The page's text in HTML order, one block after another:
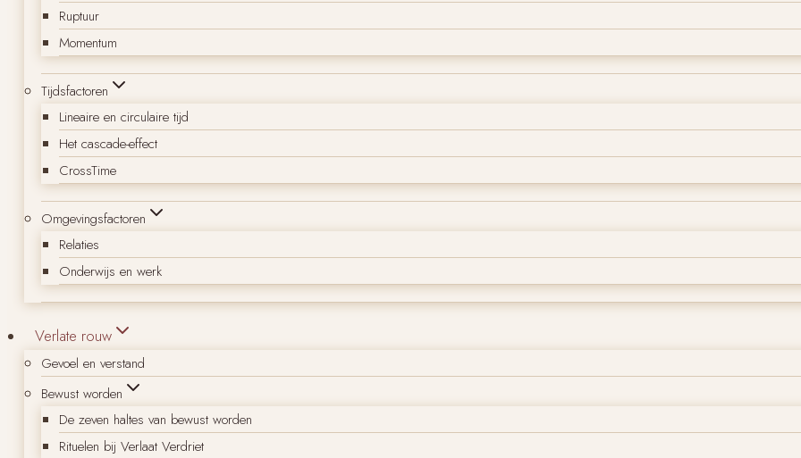
Ruptuur
Momentum
Tijdsfactoren
Lineaire en circulaire tijd
Het cascade-effect
CrossTime
Omgevingsfactoren
Relaties
Onderwijs en werk
Verlate rouw
Gevoel en verstand
Bewust worden
De zeven haltes van bewust worden
Rituelen bij Verlaat Verdriet